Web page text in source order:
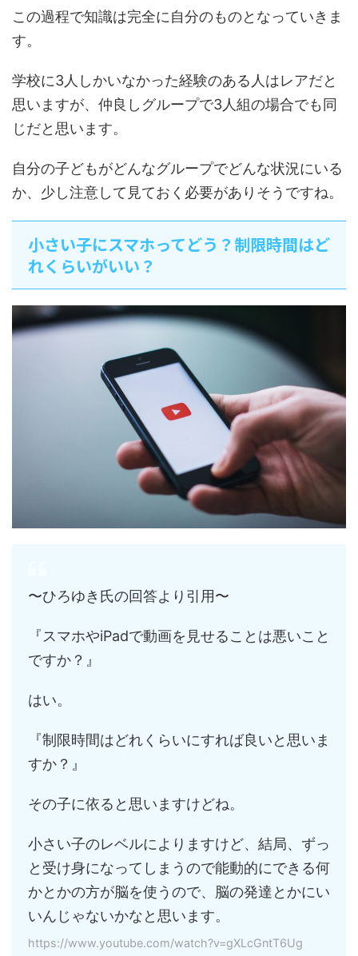
この過程で知識は完全に自分のものとなっていきま
す。
学校に3人しかいなかった経験のある人はレアだと
思いますが、仲良しグループで3人組の場合でも同
じだと思います。
自分の子どもがどんなグループでどんな状況にいる
か、少し注意して見ておく必要がありそうですね。
小さい子にスマホってどう？制限時間はど
れくらいがいい？
〜ひろゆき氏の回答より引用〜
『スマホやiPadで動画を見せることは悪いこと
ですか？』
はい。
『制限時間はどれくらいにすれば良いと思いま
すか？』
その子に依ると思いますけどね。
小さい子のレベルによりますけど、結局、ずっ
と受け身になってしまうので能動的にできる何
かとかの方が脳を使うので、脳の発達とかにい
いんじゃないかなと思います。
https://www.youtube.com/watch?v=gXLcGntT6Ug